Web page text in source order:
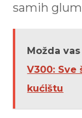
samih
Možda
V300:
kućištu